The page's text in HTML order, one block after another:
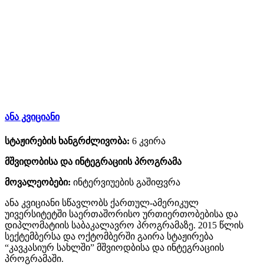
ანა კვიციანი
სტაჟირების ხანგრძლივობა: 6 კვირა
მშვიდობისა და ინტეგრაციის პროგრამა
მოვალეობები: ინტერვიუების გაშიფვრა
ანა კვიციანი სწავლობს ქართულ-ამერიკულ
უივერსიტეტში საერთაშორისო ურთიერთობებისა და
დიპლომატიის საბაკალავრო პროგრამაზე. 2015 წლის
სექტემბერსა და ოქტომბერში გაირა სტაჟირება
“კავკასიურ სახლში” მშვიოდბისა და ინტეგრაციის
პროგრამაში.